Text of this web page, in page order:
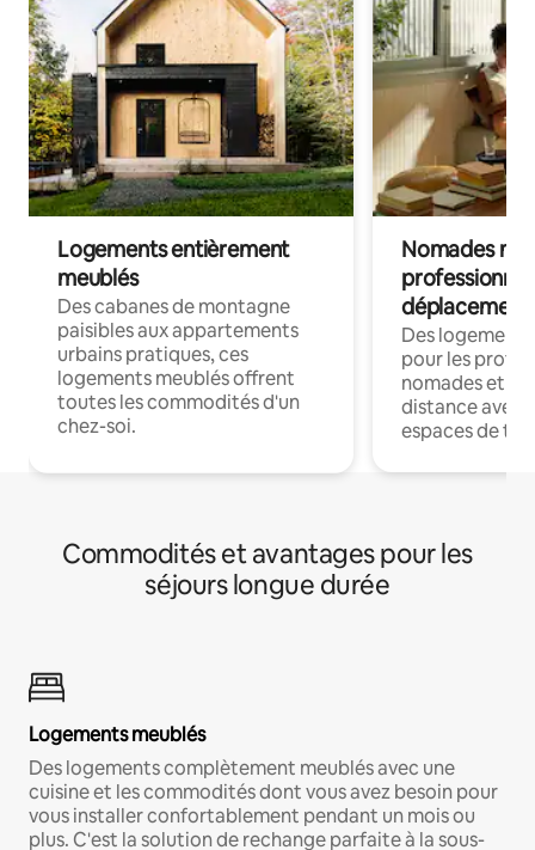
Logements entièrement
meublés
Des cabanes de montagne
paisibles aux appartements
urbains pratiques, ces
logements meublés offrent
toutes les commodités d'un
chez-soi.
Nomades
déplacement
Des
pour les
nomades et
distance avec
espaces de
Commodités et avantages pour les
séjours longue durée
Logements meublés
Des logements complètement meublés avec une
cuisine et les commodités dont vous avez besoin pour
vous installer confortablement pendant un mois ou
plus. C'est la solution de rechange parfaite à la sous-